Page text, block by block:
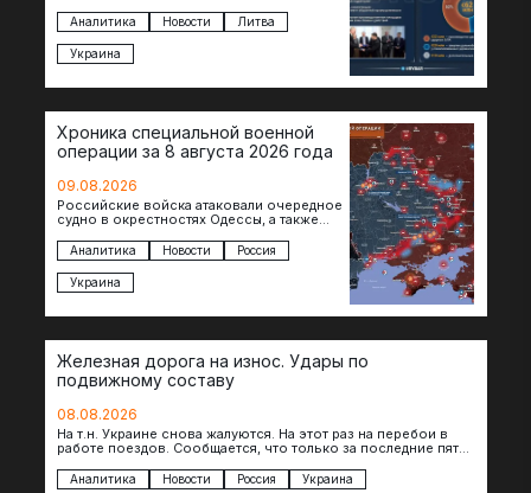
президенты Гитанас Науседа и Владимир
Зеленский подписали…
Аналитика Новости Литва
Украина
Хроника специальной военной
операции за 8 августа 2026 года
09.08.2026
Российские войска атаковали очередное
судно в окрестностях Одессы, а также
и Черниговской областях. В Сумской…
Аналитика Новости Россия
Украина
Железная дорога на износ. Удары по
подвижному составу
08.08.2026
На т.н. Украине снова жалуются. На этот раз на перебои в
работе поездов. Сообщается, что только за последние пять
Аналитика Новости Россия Украина